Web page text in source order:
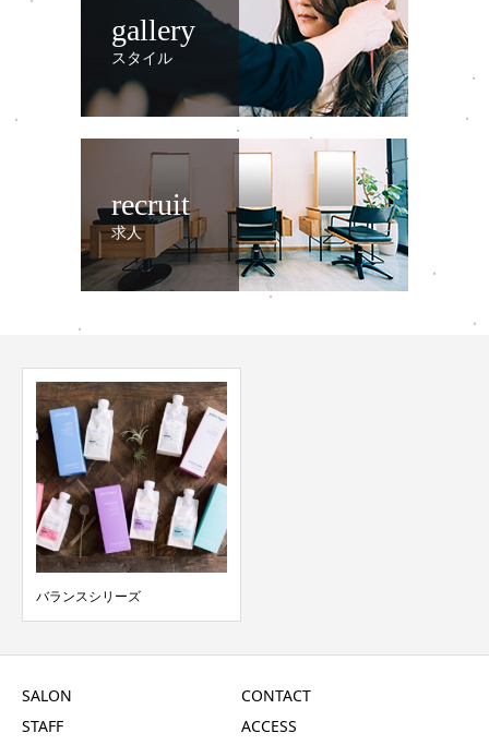
gallery
スタイル
recruit
求人
バランスシリーズ
SALON
STAFF
CONTACT
ACCESS